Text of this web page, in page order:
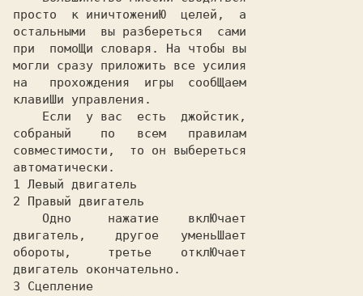
просто  к иничтожениЮ  целей,  а
остальными  вы разбереться  сами
при  помоЩи словаря. На чтобы вы
могли сразу приложить все усилия
на   прохождения  игры  сообЩаем
клавиШи управления.
собраный    по   всем   правилам
совместимости,  то он выбереться
автоматически.
1 Левый двигатель
2 Правый двигатель
двигатель,    другое   уменьШает
обороты,     третье    отклЮчает
двигатель окончательно.
3 Сцепление